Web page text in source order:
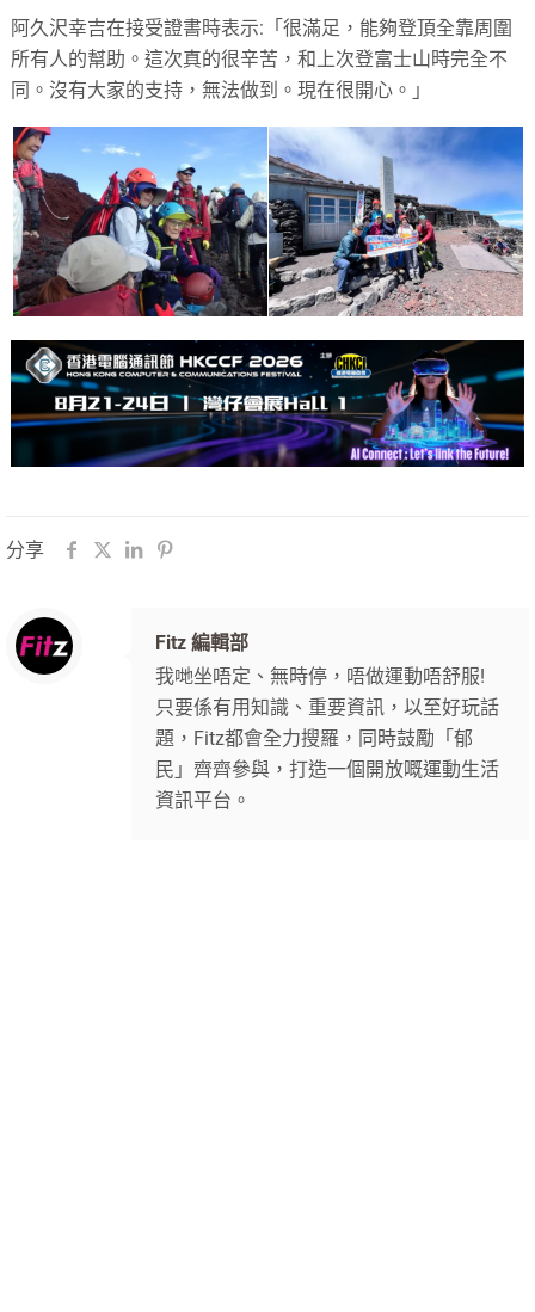
阿久沢幸吉在接受證書時表示:「很滿足，能夠登頂全靠周圍
所有人的幫助。這次真的很辛苦，和上次登富士山時完全不
同。沒有大家的支持，無法做到。現在很開心。」
分享
Fitz 編輯部
我哋坐唔定、無時停，唔做運動唔舒服!
只要係有用知識、重要資訊，以至好玩話
題，Fitz都會全力搜羅，同時鼓勵「郁
民」齊齊參與，打造一個開放嘅運動生活
資訊平台。